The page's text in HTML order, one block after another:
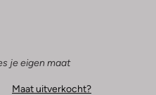
je eigen maat
Maat uitverkocht?